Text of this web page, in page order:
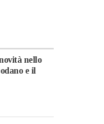
nello
e il